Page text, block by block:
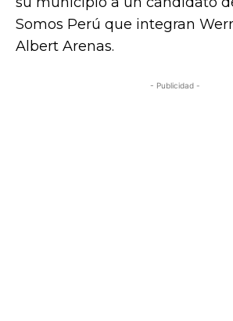
Somos Perú que integran
Albert Arenas.
- Publicidad -